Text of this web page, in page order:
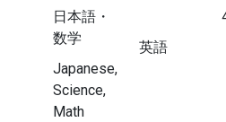
日本語・
数学
Japanese,
Science,
Math
英語